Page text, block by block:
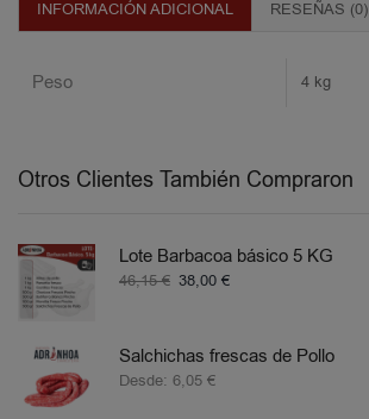
INFORMACIÓN ADICIONAL RESEÑAS (0)
Peso 4 kg
Otros Clientes También Compraron
Lote Barbacoa básico 5 KG
46,15€ 38,00 €
Salchichas frescas de Pollo
Desde: 6,05 €